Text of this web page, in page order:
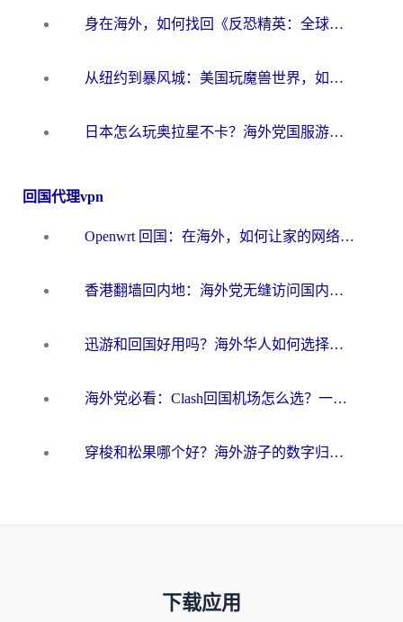
身在海外，如何找回《反恐精英：全球攻势》国服的丝滑手感？一份给你的终极指南
从纽约到暴风城：美国玩魔兽世界，如何找到你的最佳网络航线
日本怎么玩奥拉星不卡？海外党国服游戏加速器选择全攻略
回国代理vpn
Openwrt 回国：在海外，如何让家的网络触手可及
香港翻墙回内地：海外党无缝访问国内资源的加速器选择全攻略
迅游和回国好用吗？海外华人如何选择靠谱的回国加速器
海外党必看：Clash回国机场怎么选？一篇搞定无缝访问国内资源的全攻略
穿梭和松果哪个好？海外游子的数字归乡路，到底该怎么选
下载应用